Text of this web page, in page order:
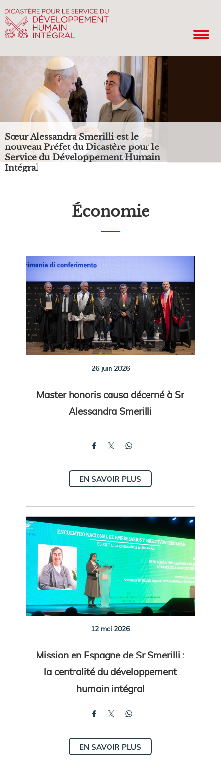
Sœur Alessandra Smerilli est le
nouveau Préfet du Dicastère pour le
Service du Développement Humain
Intégral
Économie
26 juin 2026
Master honoris causa décerné à Sr
Alessandra Smerilli
EN SAVOIR PLUS
12 mai 2026
Mission en Espagne de Sr Smerilli :
la centralité du développement
humain intégral
EN SAVOIR PLUS